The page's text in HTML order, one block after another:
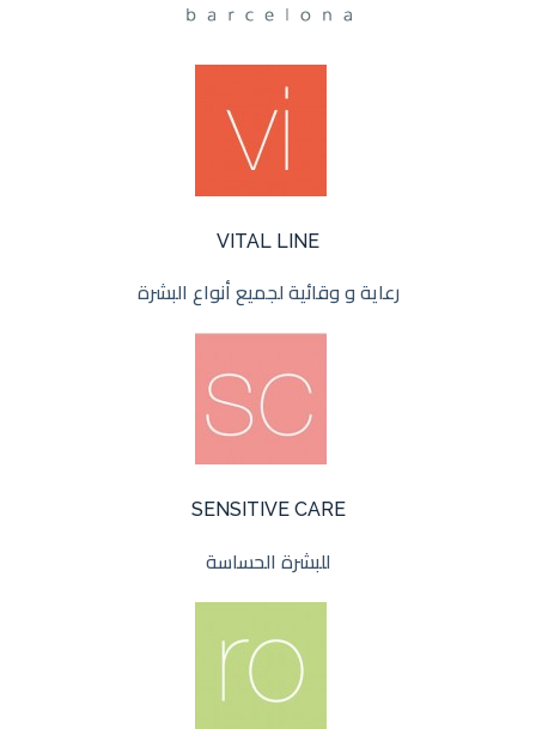
VITAL LINE
رعاية و وقائية لجميع أنواع البشرة
SENSITIVE CARE
للبشرة الحساسة